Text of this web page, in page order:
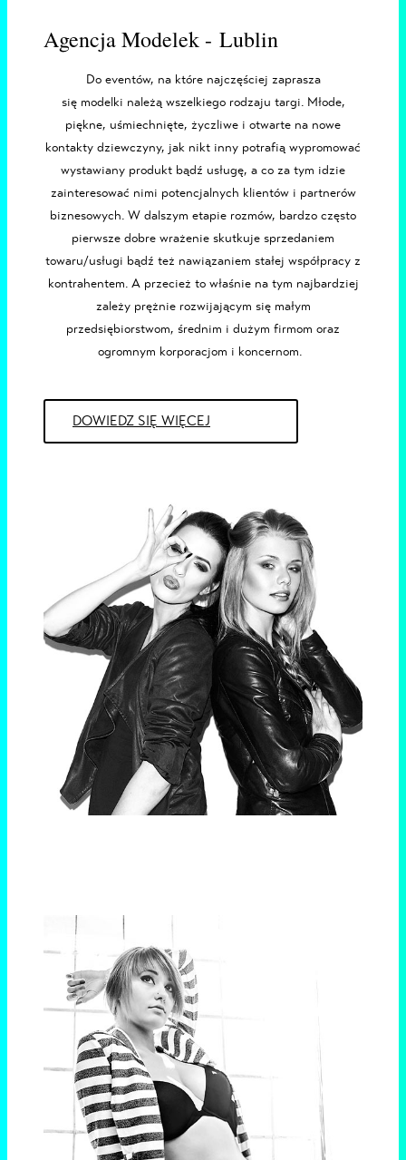
Agencja Modelek - Lublin
Do eventów, na które najczęściej zaprasza
się modelki należą wszelkiego rodzaju targi. Młode,
piękne, uśmiechnięte, życzliwe i otwarte na nowe
kontakty dziewczyny, jak nikt inny potrafią wypromować
wystawiany produkt bądź usługę, a co za tym idzie
zainteresować nimi potencjalnych klientów i partnerów
biznesowych. W dalszym etapie rozmów, bardzo często
pierwsze dobre wrażenie skutkuje sprzedaniem
towaru/usługi bądź też nawiązaniem stałej współpracy z
kontrahentem. A przecież to właśnie na tym najbardziej
zależy prężnie rozwijającym się małym
przedsiębiorstwom, średnim i dużym firmom oraz
ogromnym korporacjom i koncernom.
DOWIEDZ SIĘ WIĘCEJ